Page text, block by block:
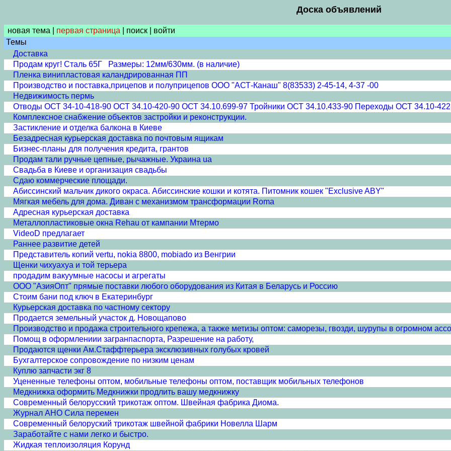
Доска объявлений
новая тема первая страница поиск войти
Темы
Доставка
Продам круг! Сталь 65Г Размеры: 12мм/630мм. (в наличие)
Пленка винипластовая каландрированная ПП
Производство и поставка,прицепов и полуприцепов ООО "АСТ-Канаш" 8(83533) 2-45-14, 4-37 -00
Недвижимость пермь
Отводы ОСТ 34-10-418-90 ОСТ 34.10-420-90 ОСТ 34.10.699-97 Тройники ОСТ 34.10.433-90 Переходы ОСТ 34.10-
Комплексное снабжение объектов застройки и реконструкции.
Застикление и отделка балкона в Киеве
Безадресная курьерская доставка по почтовым ящикам
Бизнес-планы для получения кредита, грантов
Продам тали ручные цепные, рычажные. Украина ua
Свадьба в Киеве и организация свадьбы
Сдаю коммерческие площади.
Абиссинский мальчик дикого окраса. Абиссинские кошки и котята. Питомник кошек "Exclusive ABY"
Мягкая мебель для дома. Диван с механизмом трансформации Roma
Адресная курьерская доставка
Металлопластиковые окна Rehau от кампании Мтермо
VideoD предлагает
Раннее развитие детей
Представитель копий vertu, nokia 8800, mobiado из Венгрии
Щенки чихуахуа и той терьера
продадим вакуумные насосы и агрегаты
ООО "АзияОпт" прямые поставки любого оборудования из Китая в Беларусь и Россию
Стоим бани под ключ в Екатеринбург
Курьерская доставка по частному сектору
Продается земельный участок д. Новощапово
Производство и продажа строительного крепежа, а также метизы оптом: саморезы, гвозди, шурупы в огромном
Помощ в оформлениии загранпаспорта, Разрешение на работу,
Продаются щенки Ам.Стаффтерьера эксклюзивных голубых кровей
Бухгалтерское сопровождение по низким ценам
Куплю запчасти экг 8
Уцененные телефоны оптом, мобильные телефоны оптом, поставщик мобильных телефонов
Медкнижка оформить Медкнижки продлить вашу медкнижку
Современный белорусский трикотаж оптом. Швейная фабрика Диома.
Журнал АНО Сила перемен
Современный белоруский трикотаж швейной фабрики Новелла Шарм
Заработайте с нами легко и быстро.
Жидкая теплоизоляция Корунд